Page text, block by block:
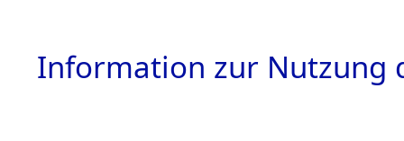
Information zur Nutzung